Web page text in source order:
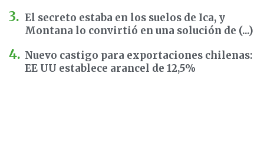
El secreto estaba en los suelos de Ica, y
Montana lo convirtió en una solución de (...)
Nuevo castigo para exportaciones chilenas:
EE UU establece arancel de 12,5%